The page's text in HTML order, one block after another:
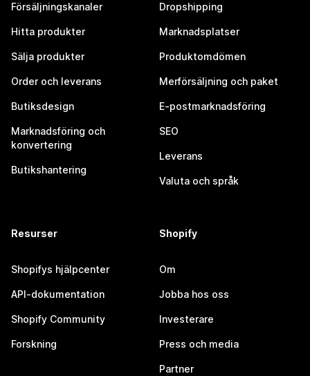
Försäljningskanaler
Hitta produkter
Sälja produkter
Order och leverans
Butiksdesign
Marknadsföring och
konvertering
Butikshantering
Dropshipping
Marknadsplatser
Produktomdömen
Merförsäljning och paket
E-postmarknadsföring
SEO
Leverans
Valuta och språk
Resurser
Shopifys hjälpcenter
API-dokumentation
Shopify Community
Forskning
Shopify
Om
Jobba hos oss
Investerare
Press och media
Partner